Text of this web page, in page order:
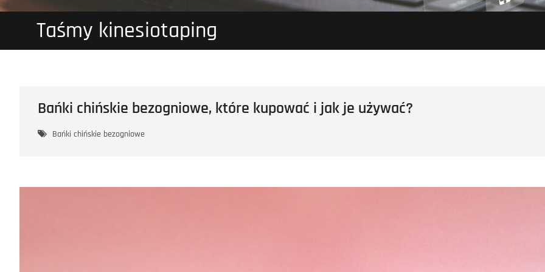
Taśmy kinesiotaping
Bańki chińskie bezogniowe, które kupować i jak je używać?
Bańki chińskie bezogniowe